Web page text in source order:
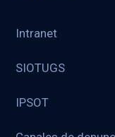
Intranet
SIOTUGS
IPSOT